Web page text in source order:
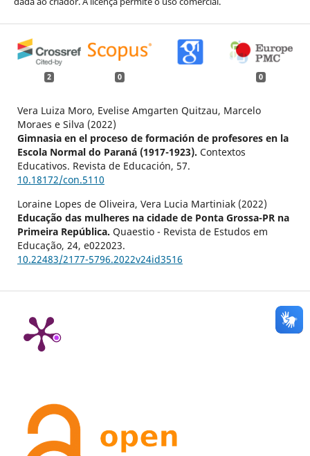
2 0 0
Vera Luiza Moro, Evelise Amgarten Quitzau, Marcelo
Moraes e Silva (2022)
Gimnasia en el proceso de formación de profesores en la
Escola Normal do Paraná (1917-1923). Contextos
Educativos. Revista de Educación, 57.
10.18172/con.5110
Loraine Lopes de Oliveira, Vera Lucia Martiniak (2022)
Educação das mulheres na cidade de Ponta Grossa-PR na
Primeira República. Quaestio - Revista de Estudos em
Educação, 24, e022023.
10.22483/2177-5796.2022v24id3516